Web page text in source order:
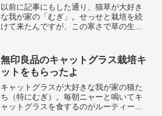
以前に記事にもした通り、猫草が大好き
な我が家の「むぎ」。せっせと栽培を続
けて来たんですが、この寒さで草の生育
よね〜(;´д｀)そこで考えたのが、猫草が
早く育つ様に...
無印良品のキャットグラス栽培キ
ットをもらったよ
キャットグラスが大好きな我が家の猫た
ち（特にむぎ）。毎朝ニャーと鳴いてキ
ャットグラスを食するのがルーティー